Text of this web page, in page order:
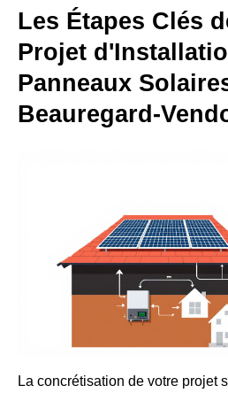
Les Étapes Clés
Projet
Panneaux
Beauregard-
La concrétisation de votre projet